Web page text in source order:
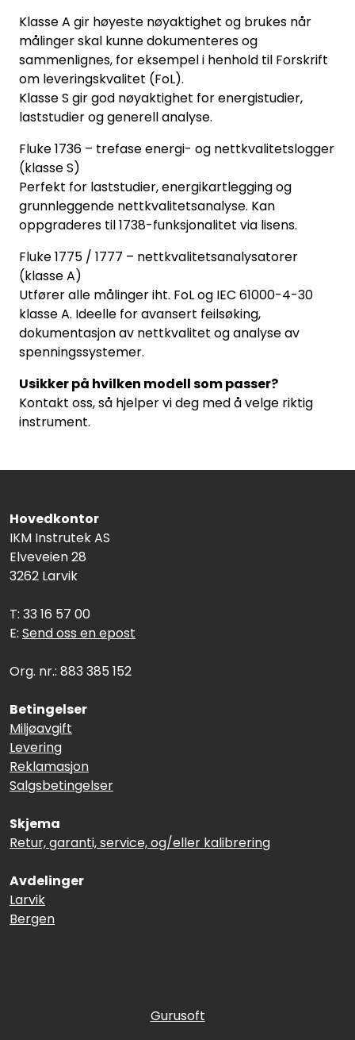
Klasse A gir høyeste nøyaktighet og brukes når
målinger skal kunne dokumenteres og
sammenlignes, for eksempel i henhold til Forskrift
om leveringskvalitet (FoL).
Klasse S gir god nøyaktighet for energistudier,
laststudier og generell analyse.
Fluke 1736 – trefase energi- og nettkvalitetslogger
(klasse S)
Perfekt for laststudier, energikartlegging og
grunnleggende nettkvalitetsanalyse. Kan
oppgraderes til 1738-funksjonalitet via lisens.
Fluke 1775 / 1777 – nettkvalitetsanalysatorer
(klasse A)
Utfører alle målinger iht. FoL og IEC 61000-4-30
klasse A. Ideelle for avansert feilsøking,
dokumentasjon av nettkvalitet og analyse av
spenningssystemer.
Usikker på hvilken modell som passer?
Kontakt oss, så hjelper vi deg med å velge riktig
instrument.
Hovedkontor
IKM Instrutek AS
Elveveien 28
3262 Larvik
T: 33 16 57 00
E: Send oss en epost
Org. nr.: 883 385 152
Betingelser
Miljøavgift
Levering
Reklamasjon
Salgsbetingelser
Skjema
Retur, garanti, service, og/eller kalibrering
Avdelinger
Larvik
Bergen
Gurusoft